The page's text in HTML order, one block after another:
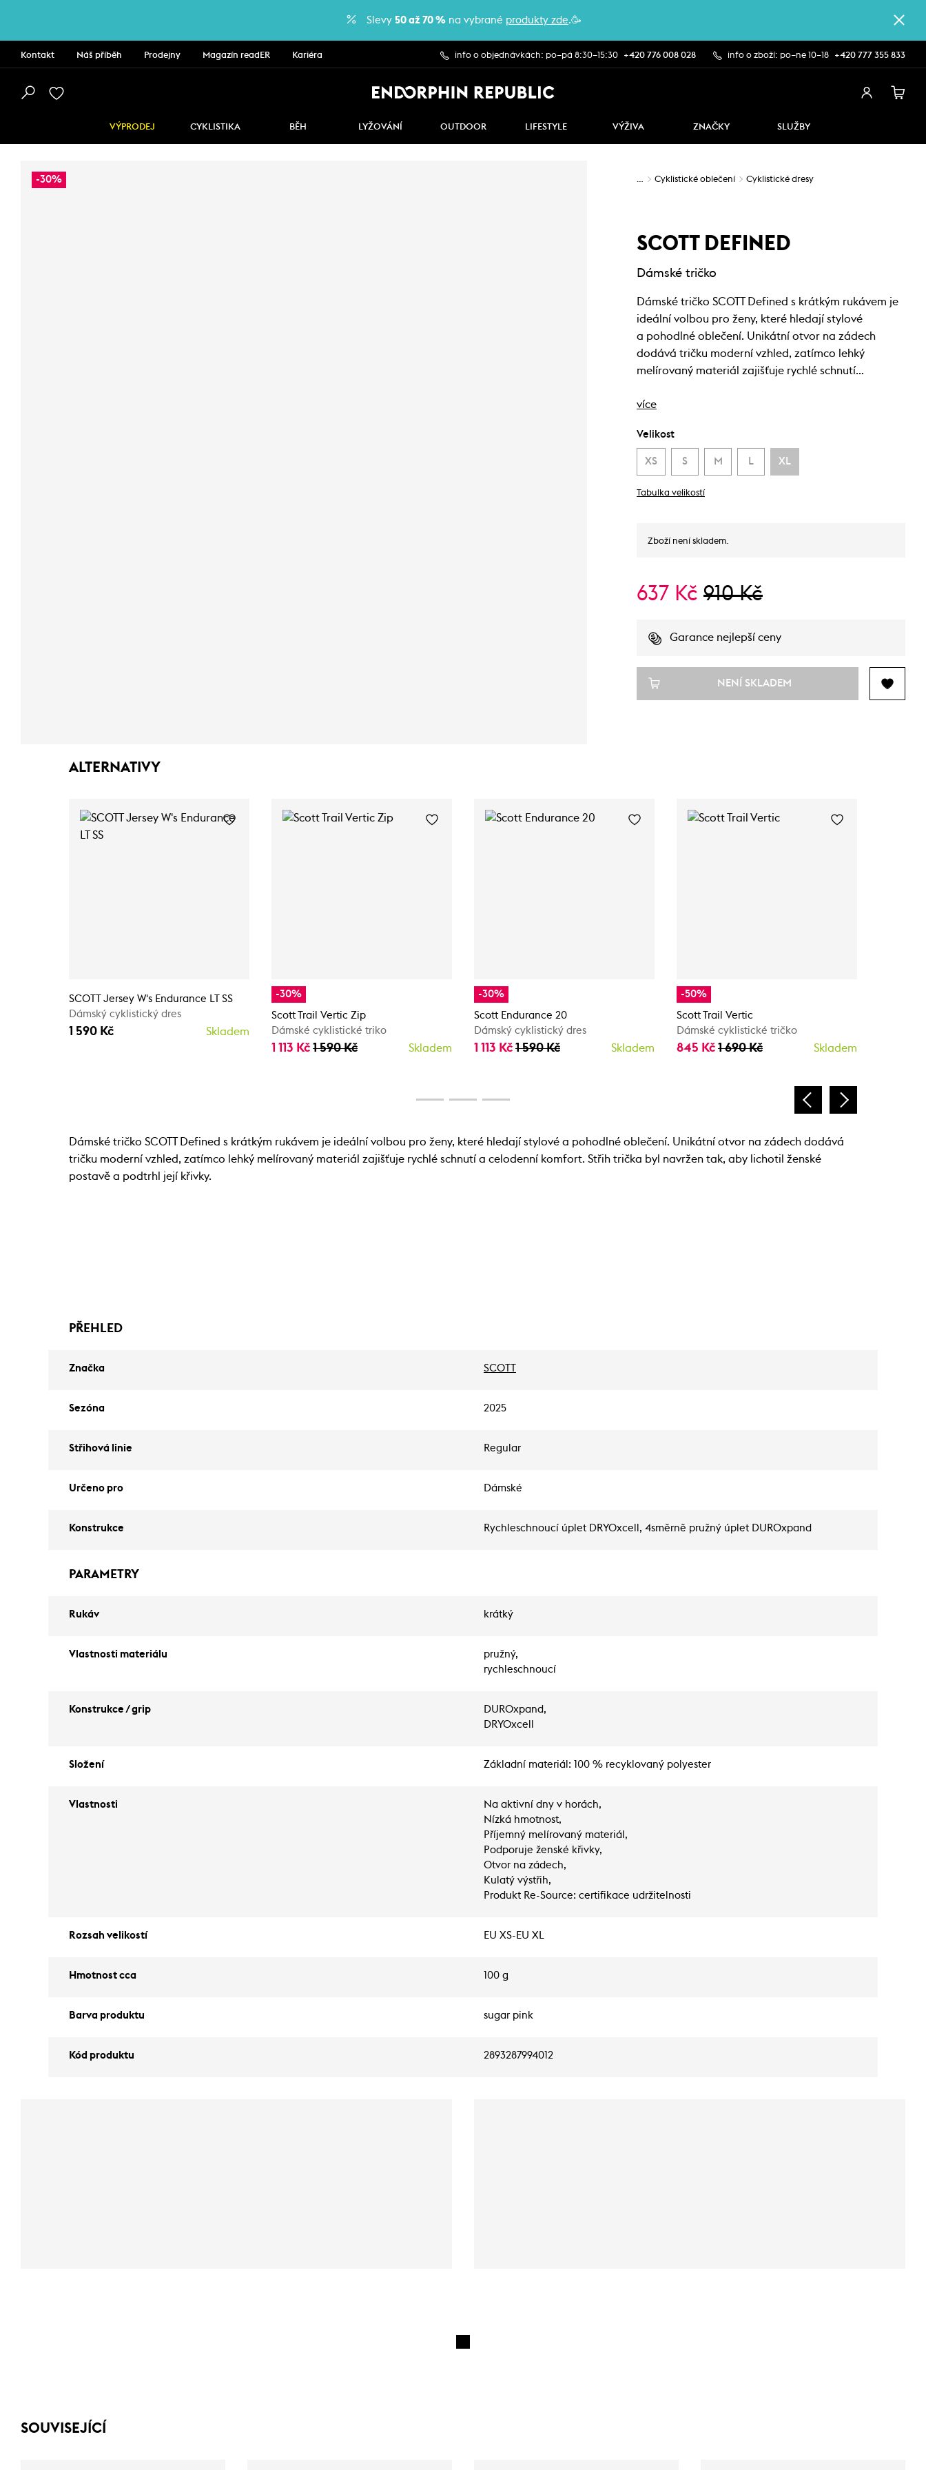
Slevy 50 až 70 % na vybrané produkty zde.🥳
Kontakt Náš příběh Prodejny Magazín readER Kariéra info o objednávkách: po–pá 8:30–15:30 +420 776 008 028 info o zboží: po–ne 10–18 +420 777 355 833
VÝPRODEJ CYKLISTIKA BĚH LYŽOVÁNÍ OUTDOOR LIFESTYLE VÝŽIVA ZNAČKY SLUŽBY
-30% … Cyklistické oblečení Cyklistické dresy
SCOTT DEFINED
Dámské tričko
Dámské tričko SCOTT Defined s krátkým rukávem je
ideální volbou pro ženy, které hledají stylové
a pohodlné oblečení. Unikátní otvor na zádech
dodává tričku moderní vzhled, zatímco lehký
melírovaný materiál zajišťuje rychlé schnutí…
více
Velikost
XS S M L XL
Tabulka velikostí
Zboží není skladem.
637 Kč 910 Kč
Garance nejlepší ceny
NENÍ SKLADEM
ALTERNATIVY
SCOTT Jersey W's Endurance LT SS
Dámský cyklistický dres
1 590 Kč Skladem
-30%
Scott Trail Vertic Zip
Dámské cyklistické triko
1 113 Kč 1 590 Kč Skladem
-30%
Scott Endurance 20
Dámský cyklistický dres
1 113 Kč 1 590 Kč Skladem
-50%
Scott Trail Vertic
Dámské cyklistické tričko
845 Kč 1 690 Kč Skladem
Dámské tričko SCOTT Defined s krátkým rukávem je ideální volbou pro ženy, které hledají stylové a pohodlné oblečení. Unikátní otvor na zádech dodává
tričku moderní vzhled, zatímco lehký melírovaný materiál zajišťuje rychlé schnutí a celodenní komfort. Střih trička byl navržen tak, aby lichotil ženské
postavě a podtrhl její křivky.
PŘEHLED
Značka SCOTT
Sezóna 2025
Střihová linie Regular
Určeno pro Dámské
Konstrukce Rychleschnoucí úplet DRYOxcell, 4směrně pružný úplet DUROxpand
PARAMETRY
Rukáv krátký
Vlastnosti materiálu
pružný,
rychleschnoucí
Konstrukce / grip
DUROxpand,
DRYOxcell
Složení Základní materiál: 100 % recyklovaný polyester
Vlastnosti
Na aktivní dny v horách,
Nízká hmotnost,
Příjemný melírovaný materiál,
Podporuje ženské křivky,
Otvor na zádech,
Kulatý výstřih,
Produkt Re-Source: certifikace udržitelnosti
Rozsah velikostí EU XS-EU XL
Hmotnost cca 100 g
Barva produktu sugar pink
Kód produktu 2893287994012
SOUVISEJÍCÍ